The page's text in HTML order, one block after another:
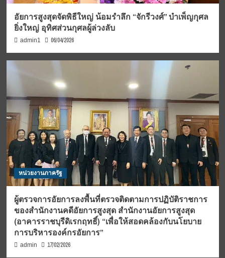
อัยการสูงสุดจัดพิธีใหญ่ น้อมรำลึก “จักรีวงศ์” บำเพ็ญกุศล
ยิ่งใหญ่ อุทิศส่วนกุศลผู้ล่วงลับ
admin1 06/04/2026
หน่วยงานภาครัฐ
ผู้ตรวจการอัยการลงพื้นที่ตรวจติดตามการปฏิบัติราชการ
ของสำนักงานคดีอัยการสูงสุด สำนักงานอัยการสูงสุด
(อาคารราชบุรีดิเรกฤทธิ์) “เพื่อให้สอดคล้องกับนโยบาย
การบริหารองค์กรอัยการ”
admin 17/02/2026